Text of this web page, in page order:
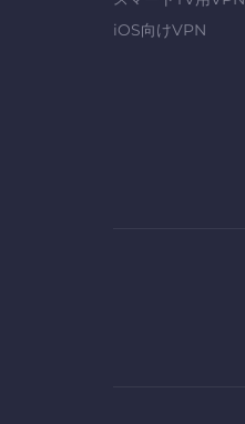
iOS向けVPN